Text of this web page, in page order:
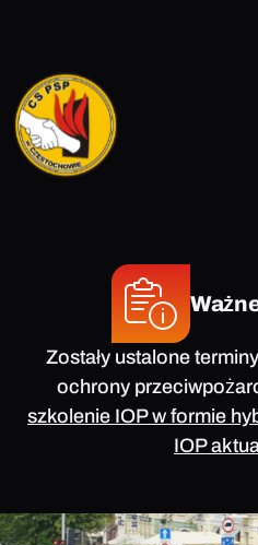
Centralna
Szkoła
Państwowej
Zostały ustalone
ochrony
szkolenie IOP w formie
IOP